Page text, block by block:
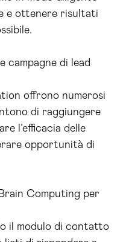
e ottenere risultati
campagne di lead
offrono numerosi
di raggiungere
l’efficacia delle
opportunità di
Computing per
il modulo di contatto